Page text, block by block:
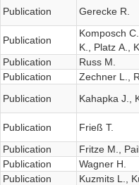
Publication Gerecke R.
Publication
Komposch
K., Platz A.,
Publication Russ M.
Publication Zechner L.,
Publication Kahapka J.,
Publication Frieß T.
Publication Fritze M.,
Publication Wagner H.
Publication Kuzmits L.,